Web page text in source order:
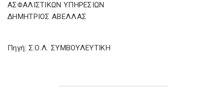
ΑΣΦΑΛΙΣΤΙΚΩΝ ΥΠΗΡΕΣΙΩΝ
ΔΗΜΗΤΡΙΟΣ ΑΒΕΛΛΑΣ
Πηγή: Σ.Ο.Λ. ΣΥΜΒΟΥΛΕΥΤΙΚΗ